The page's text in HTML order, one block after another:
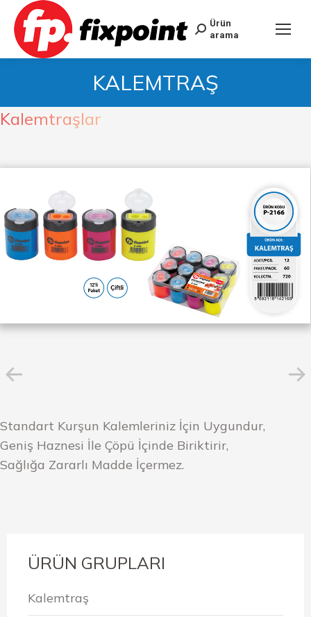
Ürün
arama
KALEMTRAŞ
Kalemtraşlar
Standart Kurşun Kalemleriniz İçin Uygundur,
Geniş Haznesi İle Çöpü İçinde Biriktirir,
Sağlığa Zararlı Madde İçermez.
ÜRÜN GRUPLARI
Kalemtraş